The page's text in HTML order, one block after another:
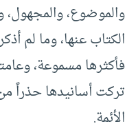
والموضوع،
الكتاب عنها، وما لم
فأكثرها مسموعة،
تركت أسانيدها حذراً
الأئمة.